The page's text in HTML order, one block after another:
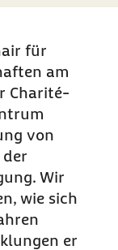
für
am
Charité-
von
der
Wir
wie sich
er